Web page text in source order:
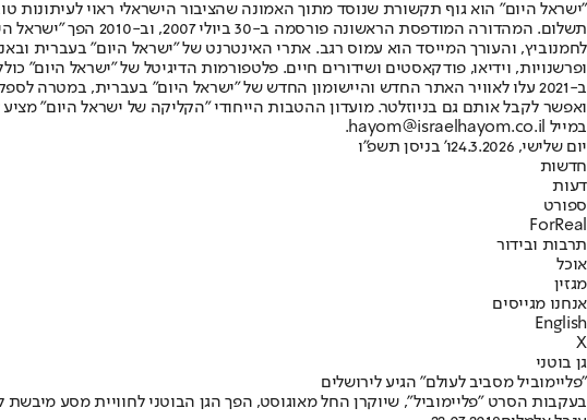
"ישראל היום" הוא גוף תקשורת שנוסד מתוך האמונה שהציבור הישראלי ראוי לעיתונות
תשלום. המהדורה
ופרשנויות, וידיאו, פודקאסטים ושידורים חיים. פלטפורמות הדיגיטל של "ישראל היום"
ב-2021 עלו לאוויר האתר החדש והיישומון החדש של "ישראל היום" בעברית,
ואפשר לקבל אותם גם בניוזלטר. מועדון ההטבות הייחודי "הקליקה של ישראל היום"
במייל hayom@israelhayom.co.il.
יום שלישי, 24.3.2026
ו' בניסן תשפ"ו
חדשות
דעות
ספורט
ForReal
תרבות ובידור
אוכל
מגזין
אנחנו מגייסים
English
X
גן בוטני
"פליימוביל מסביב לעולם" הגיע לירושלים
בעקבות הסרט "פליימוביל", שיוקרן החל מאוגוסט, הפך הגן הבוטני לחוויית מסע מיבשת